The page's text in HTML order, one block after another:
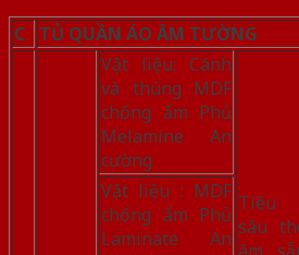
C
TỦ QUẦN ÁO ÂM TƯỜNG
Vật liệu: Cánh
và thùng MDF
chống ẩm Phủ
Melamine An
cường
Tiêu
sâu
Vật liệu : MDF
chống ẩm Phủ
Laminate An